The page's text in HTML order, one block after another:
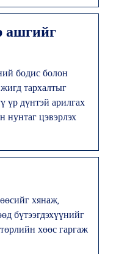
ашгийг
бодис болон
тархалтыг
үр дүнтэй арилгах
нунтаг цэвэрлэх
хянаж,
бүтээгдэхүүнийг
хөөс гаргаж